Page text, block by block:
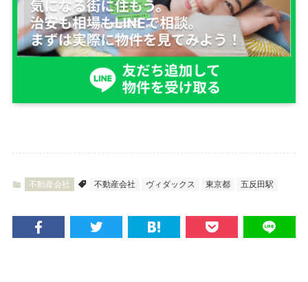
不動産会社 不動産会社 ヴィダックス 東京都 五反田駅